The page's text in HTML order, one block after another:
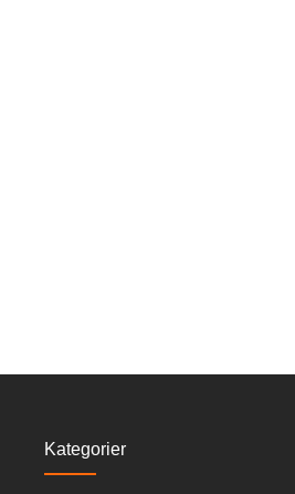
Kategorier